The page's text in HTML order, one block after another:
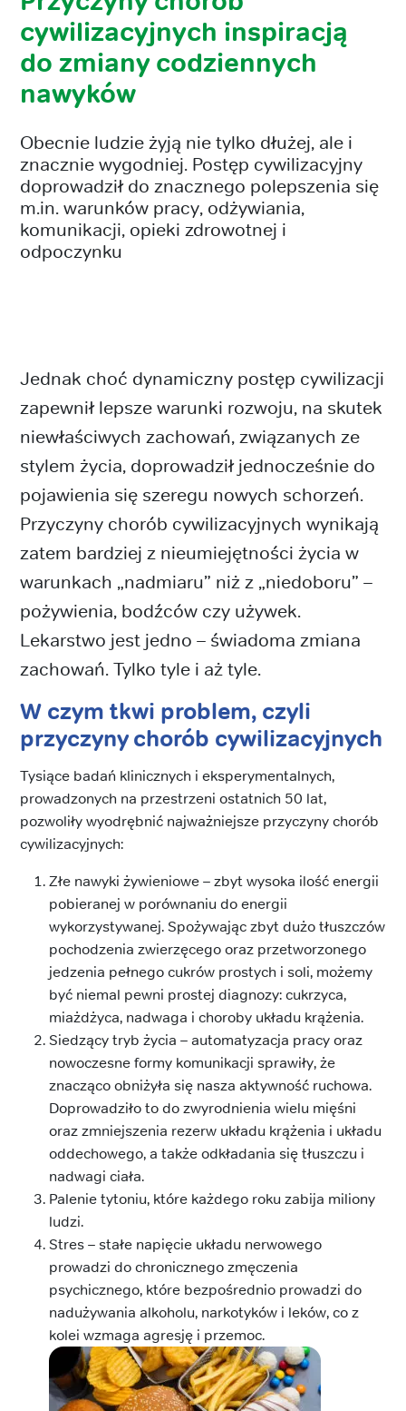
cywilizacyjnych inspiracją
do zmiany codziennych
nawyków
Obecnie ludzie żyją nie tylko dłużej, ale i
znacznie wygodniej. Postęp cywilizacyjny
doprowadził do znacznego polepszenia się
m.in. warunków pracy, odżywiania,
komunikacji, opieki zdrowotnej i
odpoczynku
Jednak choć dynamiczny postęp cywilizacji
zapewnił lepsze warunki rozwoju, na skutek
niewłaściwych zachowań, związanych ze
stylem życia, doprowadził jednocześnie do
pojawienia się szeregu nowych schorzeń.
Przyczyny chorób cywilizacyjnych wynikają
zatem bardziej z nieumiejętności życia w
warunkach „nadmiaru” niż z „niedoboru” –
pożywienia, bodźców czy używek.
Lekarstwo jest jedno – świadoma zmiana
zachowań. Tylko tyle i aż tyle.
W czym tkwi problem, czyli
przyczyny chorób cywilizacyjnych
Tysiące badań klinicznych i eksperymentalnych,
prowadzonych na przestrzeni ostatnich 50 lat,
pozwoliły wyodrębnić najważniejsze przyczyny chorób
cywilizacyjnych:
Złe nawyki żywieniowe – zbyt wysoka ilość energii
pobieranej w porównaniu do energii
wykorzystywanej. Spożywając zbyt dużo tłuszczów
pochodzenia zwierzęcego oraz przetworzonego
jedzenia pełnego cukrów prostych i soli, możemy
być niemal pewni prostej diagnozy: cukrzyca,
miażdżyca, nadwaga i choroby układu krążenia.
Siedzący tryb życia – automatyzacja pracy oraz
nowoczesne formy komunikacji sprawiły, że
znacząco obniżyła się nasza aktywność ruchowa.
Doprowadziło to do zwyrodnienia wielu mięśni
oraz zmniejszenia rezerw układu krążenia i układu
oddechowego, a także odkładania się tłuszczu i
nadwagi ciała.
Palenie tytoniu, które każdego roku zabija miliony
ludzi.
Stres – stałe napięcie układu nerwowego
prowadzi do chronicznego zmęczenia
psychicznego, które bezpośrednio prowadzi do
nadużywania alkoholu, narkotyków i leków, co z
kolei wzmaga agresję i przemoc.